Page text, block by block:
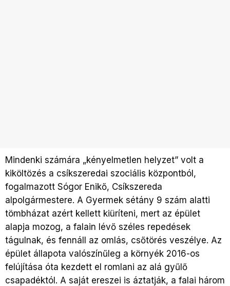
Mindenki számára „kényelmetlen helyzet” volt a
kiköltözés a csíkszeredai szociális központból,
fogalmazott Sógor Enikő, Csíkszereda
alpolgármestere. A Gyermek sétány 9 szám alatti
tömbházat azért kellett kiüríteni, mert az épület
alapja mozog, a falain lévő széles repedések
tágulnak, és fennáll az omlás, csőtörés veszélye. Az
épület állapota valószínűleg a környék 2016-os
felújítása óta kezdett el romlani az alá gyűlő
csapadéktól. A saját ereszei is áztatják, a falai három